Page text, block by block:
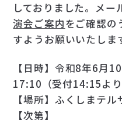
しておりました。メー
演会ご案内をご確認の
すようお願いいたしま
【日時】令和8年6月
17:10（受付14:15より
【場所】ふくしまテ
【次第】